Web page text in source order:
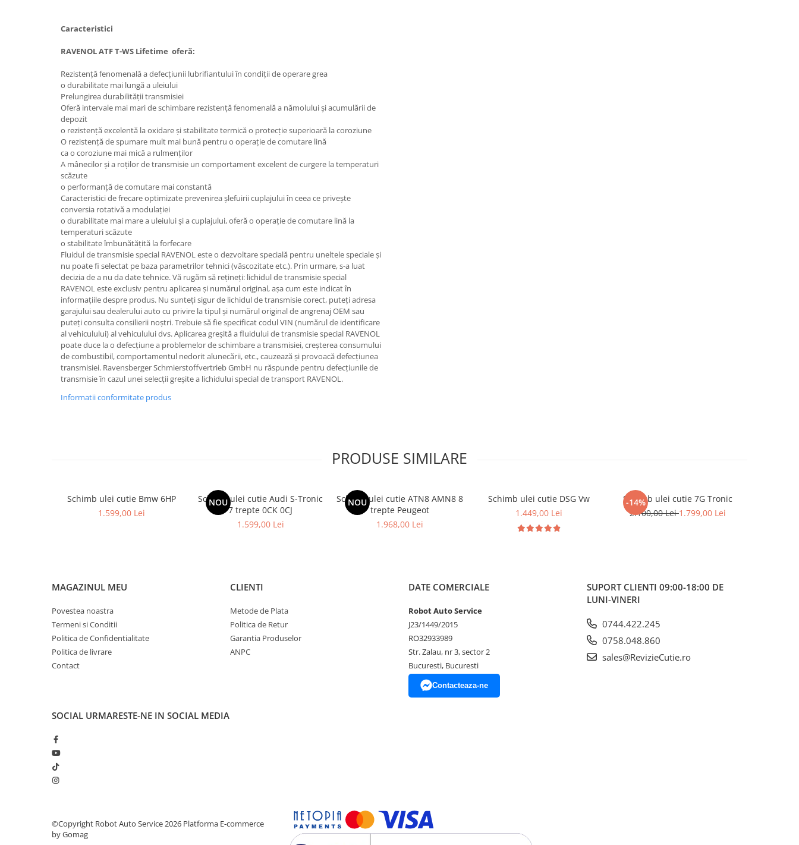
Caracteristici
RAVENOLATF T-WS Lifetime oferă:
Rezistență fenomenală a defecțiunii lubrifiantului în condiții de operare grea
o durabilitate mai lungă a uleiului
Prelungirea durabilității transmisiei
Oferă intervale mai mari de schimbare rezistență fenomenală a nămolului și acumulării de
depozit
o rezistență excelentă la oxidare și stabilitate termică o protecție superioară la coroziune
O rezistență de spumare mult mai bună pentru o operație de comutare lină
ca o coroziune mai mică a rulmenților
A mânecilor și a roților de transmisie un comportament excelent de curgere la temperaturi
scăzute
o performanță de comutare mai constantă
Caracteristici de frecare optimizate prevenirea șlefuirii cuplajului în ceea ce privește
conversia rotativă a modulației
o durabilitate mai mare a uleiului și a cuplajului, oferă o operație de comutare lină la
temperaturi scăzute
o stabilitate îmbunătățită la forfecare
Fluidul de transmisie special RAVENOL este o dezvoltare specială pentru uneltele speciale și
nu poate fi selectat pe baza parametrilor tehnici (vâscozitate etc.). Prin urmare, s-a luat
decizia de a nu da date tehnice. Vă rugăm să rețineți: lichidul de transmisie special
RAVENOL este exclusiv pentru aplicarea și numărul original, așa cum este indicat în
informațiile despre produs. Nu sunteți sigur de lichidul de transmisie corect, puteți adresa
garajului sau dealerului auto cu privire la tipul și numărul original de angrenaj OEM sau
puteți consulta consilierii noștri. Trebuie să fie specificat codul VIN (numărul de identificare
al vehiculului) al vehiculului dvs. Aplicarea greșită a fluidului de transmisie special RAVENOL
poate duce la o defecțiune a problemelor de schimbare a transmisiei, creșterea consumului
de combustibil, comportamentul nedorit alunecării, etc., cauzează și provoacă defecțiunea
transmisiei. Ravensberger Schmierstoffvertrieb GmbH nu răspunde pentru defecțiunile de
transmisie în cazul unei selecții greșite a lichidului special de transport RAVENOL.
Informatii conformitate produs
PRODUSE SIMILARE
Schimb ulei cutie Bmw 6HP
1.599,00 Lei
NOU
Schimb ulei cutie Audi S-Tronic
7 trepte 0CK 0CJ
1.599,00 Lei
NOU
Schimb ulei cutie ATN8 AMN8 8
trepte Peugeot
1.968,00 Lei
Schimb ulei cutie DSG Vw
1.449,00 Lei
-14%
Schimb ulei cutie 7G Tronic
2.100,00 Lei1.799,00 Lei
MAGAZINUL MEU
Povestea noastra
Termeni si Conditii
Politica de Confidentialitate
Politica de livrare
Contact
CLIENTI
Metode de Plata
Politica de Retur
Garantia Produselor
ANPC
DATE COMERCIALE
Robot Auto Service
J23/1449/2015
RO32933989
Str. Zalau, nr 3, sector 2
Bucuresti, Bucuresti
Contacteaza-ne
SUPORT CLIENTI 09:00-18:00 DE
LUNI-VINERI
0744.422.245
0758.048.860
sales@RevizieCutie.ro
SOCIAL URMARESTE-NE IN SOCIAL MEDIA
©Copyright Robot Auto Service 2026 Platforma E-commerce
by Gomag